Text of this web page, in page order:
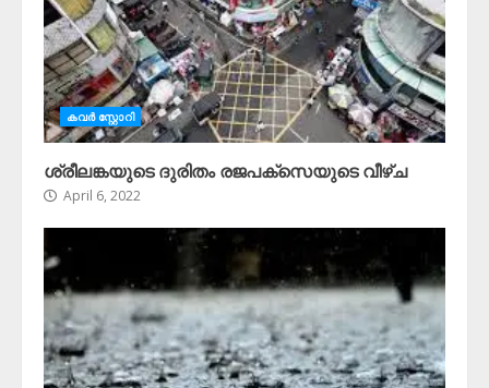
കവർ സ്റ്റോറി
ശ്രീലങ്കയുടെ ദുരിതം രജപക്സെയുടെ വീഴ്ച
April 6, 2022